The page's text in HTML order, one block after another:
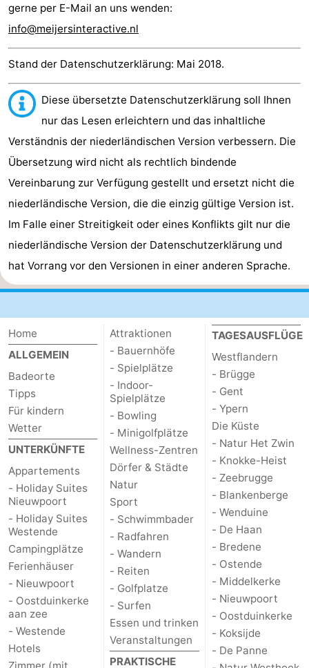
gerne per E-Mail an uns wenden:
info@meijersinteractive.nl
Stand der Datenschutzerklärung: Mai 2018.
Diese übersetzte Datenschutzerklärung soll Ihnen
nur das Lesen erleichtern und das inhaltliche
Verständnis der niederländischen Version verbessern. Die
Übersetzung wird nicht als rechtlich bindende
Vereinbarung zur Verfügung gestellt und ersetzt nicht die
niederländische Version, die die einzig gültige Version ist.
Im Falle einer Streitigkeit oder eines Konflikts gilt nur die
niederländische Version der Datenschutzerklärung und
hat Vorrang vor den Versionen in einer anderen Sprache.
Home
ALLGEMEIN
Badeorte
Tipps
Für kindern
Wetter
UNTERKÜNFTE
Appartements
- Holiday Suites
Nieuwpoort
- Holiday Suites
Westende
Campingplätze
Ferienhäuser
- Nieuwpoort
- Oostduinkerke
aan zee
- Westende
Hotels
Attraktionen
- Bauernhöfe
- Spielplätze
- Indoor-
Spielplätze
- Bowling
- Minigolfplätze
Wellness-Zentren
Dörfer & Städte
Natur
Sport
- Schwimmbader
- Radfahren
- Wandern
- Reiten
- Golfplatze
- Surfen
Essen und trinken
Veranstaltungen
PRAKTISCHE
TAGESAUSFLÜGE
Westflandern
- Brügge
- Gent
- Ypern
Die Küste
- Natur Het Zwin
- Knokke-Heist
- Zeebrugge
- Blankenberge
- Wenduine
- De Haan
- Bredene
- Ostende
- Middelkerke
- Nieuwpoort
- Oostduinkerke
- Koksijde
- De Panne